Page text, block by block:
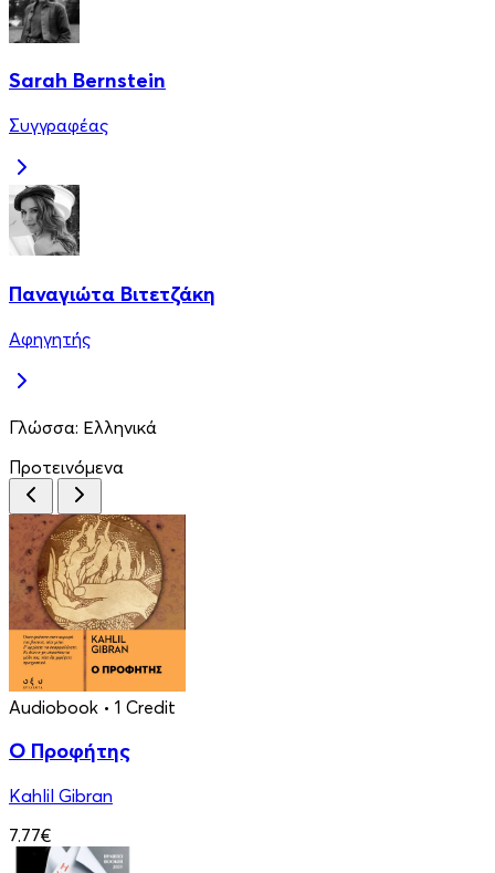
Sarah Bernstein
Συγγραφέας
Παναγιώτα Βιτετζάκη
Αφηγητής
Γλώσσα: Ελληνικά
Προτεινόμενα
Audiobook • 1 Credit
Ο Προφήτης
Kahlil Gibran
7.77€